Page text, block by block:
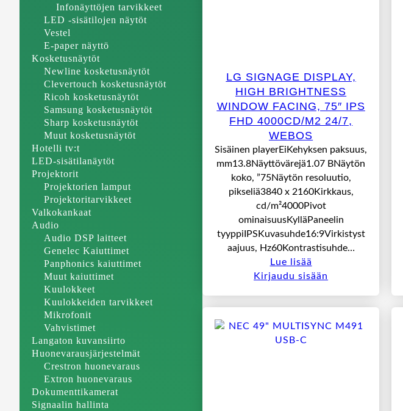
Infonäyttöjen tarvikkeet
LED -sisätilojen näytöt
Vestel
E-paper näyttö
Kosketusnäytöt
Newline kosketusnäytöt
Clevertouch kosketusnäytöt
Ricoh kosketusnäytöt
Samsung kosketusnäytöt
Sharp kosketusnäytöt
Muut kosketusnäytöt
Hotelli tv:t
LED-sisätilanäytöt
Projektorit
Projektorien lamput
Projektoritarvikkeet
Valkokankaat
Audio
Audio DSP laitteet
Genelec Kaiuttimet
Panphonics kaiuttimet
Muut kaiuttimet
Kuulokkeet
Kuulokkeiden tarvikkeet
Mikrofonit
Vahvistimet
Langaton kuvansiirto
Huonevarausjärjestelmät
Crestron huonevaraus
Extron huonevaraus
Dokumenttikamerat
Signaalin hallinta
LG SIGNAGE DISPLAY,
HIGH BRIGHTNESS
WINDOW FACING, 75″ IPS
FHD 4000CD/M2 24/7,
WEBOS
Sisäinen playerEiKehyksen paksuus,
mm13.8Näyttövärejä1.07 BNäytön
koko, ”75Näytön resoluutio,
pikseliä3840 x 2160Kirkkaus,
cd/m²4000Pivot
ominaisuusKylläPaneelin
tyyppiIPSKuvasuhde16:9Virkistyst
aajuus, Hz60Kontrastisuhde…
Lue lisää
Kirjaudu sisään